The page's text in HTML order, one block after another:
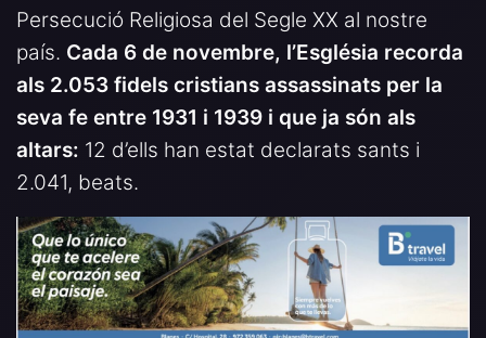
Persecució Religiosa del Segle XX al nostre
país. Cada 6 de novembre, l’Església recorda
als 2.053 fidels cristians assassinats per la
seva fe entre 1931 i 1939 i que ja són als
altars: 12 d’ells han estat declarats sants i
2.041, beats.